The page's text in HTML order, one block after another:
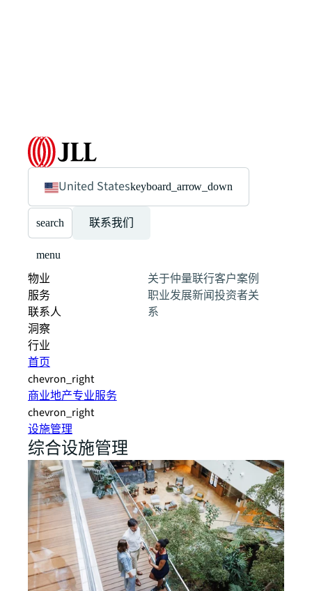
United Stateskeyboard_arrow_down
search 联系我们
menu
物业
服务
联系人
洞察
行业
关于仲量联行客户案例
职业发展新闻投资者关
系
首页
chevron_right
商业地产专业服务
chevron_right
设施管理
综合设施管理